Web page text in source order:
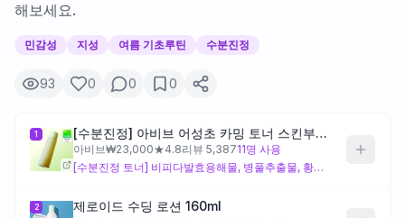
찜 목록
루틴탐색
제품비교
Login
해보세요.
민감성 지성 여름 기초루틴 수분진정
93 0 0 0
1 [수분진정] 아비브 어성초 카밍 토너 스킨부스터 200ml
아비브₩23,000★4.8리뷰 5,38711명 사용
[수분진정 토너] 비피다발효용해물, 병풀추출물, 황금추출물 등 이 제품에만 있는 성분들이 수분 공급과 피부 컨디셔닝을 함께 지원하는 설계로, 민감 지성 피부의 여름 기초루틴 첫 단계 수분 보충에 잘 맞아요. 수용성 보습 성분 위주 구성이라 흡수가 가볍지만, 오일 성분 없이 수분 공급에 집중된 제품이므로 장벽 강화는 후속 단계에서 보완하는 것이 좋아요.
2 제로이드 수딩 로션 160ml